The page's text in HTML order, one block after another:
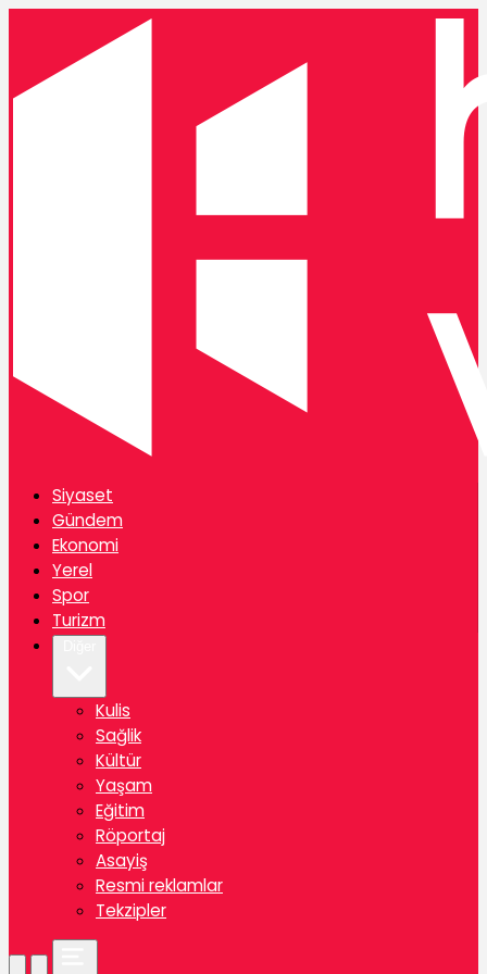
Siyaset
Gündem
Ekonomi
Yerel
Spor
Turizm
Kulis
Sağlik
Kültür
Yaşam
Eğitim
Röportaj
Asayiş
Resmi reklamlar
Tekzipler